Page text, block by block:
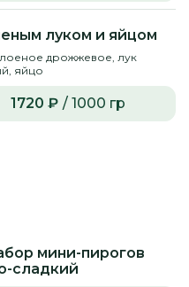
луком и яйцом
дрожжевое, лук
яйцо
1720 ₽ / 1000 гр
мини-пирогов
сладкий